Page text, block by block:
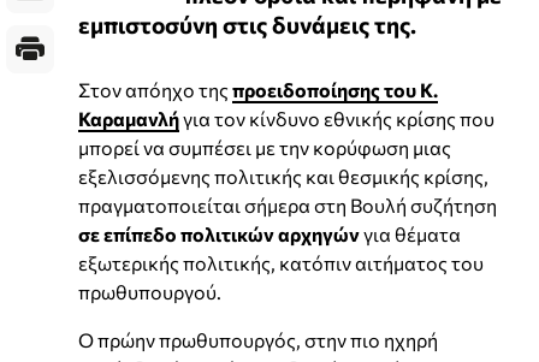
εμπιστοσύνη στις δυνάμεις της.
Στον απόηχο της προειδοποίησης του Κ.
Καραμανλήγια τον κίνδυνο εθνικής κρίσης που
μπορεί να συμπέσει με την κορύφωση μιας
εξελισσόμενης πολιτικής και θεσμικής κρίσης,
πραγματοποιείται σήμερα στη Βουλή συζήτηση
σε επίπεδο πολιτικών αρχηγώνγια θέματα
εξωτερικής πολιτικής, κατόπιν αιτήματος του
πρωθυπουργού.
Ο πρώην πρωθυπουργός, στην πιο ηχηρή